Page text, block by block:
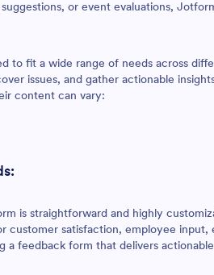
събирате отзиви в избраната
от 100 мощни интеграции
като Google Таблици,
Dropbox и други. Можете
подадените
до другите ви акаунти!
вашите бизнес комуникации
ниво, с нашата
форма за обратна връзка за
or event evaluations,
to fit a wide range of needs across
issues, and gather actionable
content can vary:
is straightforward and highly
satisfaction, employee input,
a feedback form that delivers